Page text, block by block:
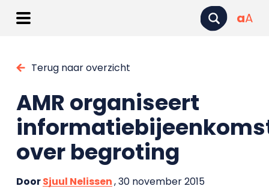
aA
Terug naar overzicht
AMR organiseert
over begroting
DoorSjuul Nelissen, 30 november 2015